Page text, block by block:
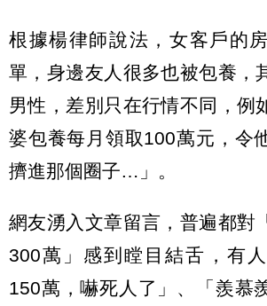
根據楊律師說法，女客戶的
單，身邊友人很多也被包養，
男性，差別只在行情不同，例
婆包養每月領取100萬元，令
擠進那個圈子…」。
網友湧入文章留言，普遍都對
300萬」感到瞠目結舌，有
150萬，嚇死人了」、「羨慕